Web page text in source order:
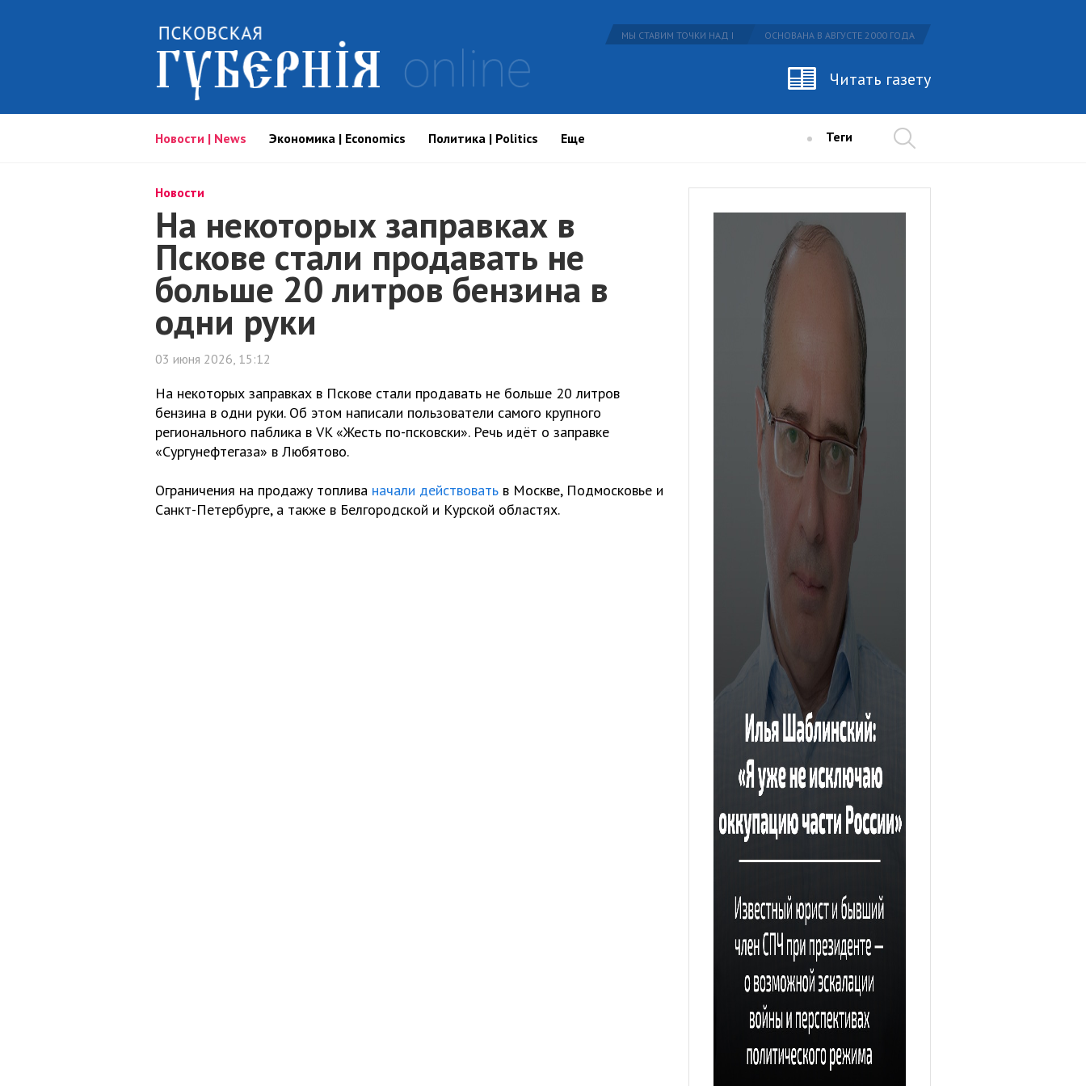
МЫ СТАВИМ ТОЧКИ НАД I ОСНОВАНА В АВГУСТЕ 2000 ГОДА
Читать газету
Новости | News Экономика | Economics Политика | Politics Еще Теги
Новости
На некоторых заправках в
Пскове стали продавать не
больше 20 литров бензина в
одни руки
03 июня 2026, 15:12
На некоторых заправках в Пскове стали продавать не больше 20 литров
бензина в одни руки. Об этом написали пользователи самого крупного
регионального паблика в VK «Жесть по-псковски». Речь идёт о заправке
«Сургунефтегаза» в Любятово.
Ограничения на продажу топлива начали действовать в Москве, Подмосковье и
Санкт-Петербурге, а также в Белгородской и Курской областях.